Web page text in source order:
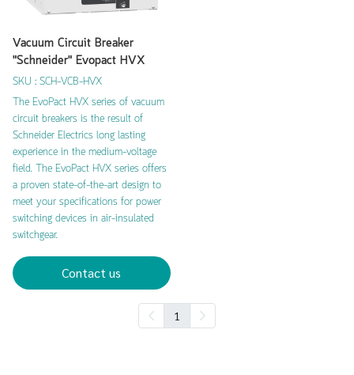
Vacuum Circuit Breaker
"Schneider" Evopact HVX
SKU : SCH-VCB-HVX
The EvoPact HVX series of vacuum
circuit breakers is the result of
Schneider Electrics long lasting
experience in the medium-voltage
field. The EvoPact HVX series offers
a proven state-of-the-art design to
meet your specifications for power
switching devices in air-insulated
switchgear.
Contact us
1